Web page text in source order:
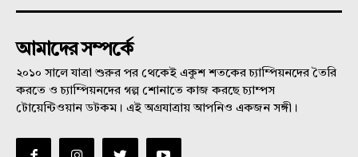
আমাদের সম্পর্কে
২০১০ সালে যাত্রা শুরুর পর থেকেই একুশ শতকের চ্যাম্পিয়নদের তৈরি
করতে ও চ্যাম্পিয়নদের গল্প শোনাতে কাজ করছে চ্যাম্পস
টোয়েন্টিওয়ান ডটকম। এই অগ্রযাত্রায় আপনিও একজন সঙ্গী।